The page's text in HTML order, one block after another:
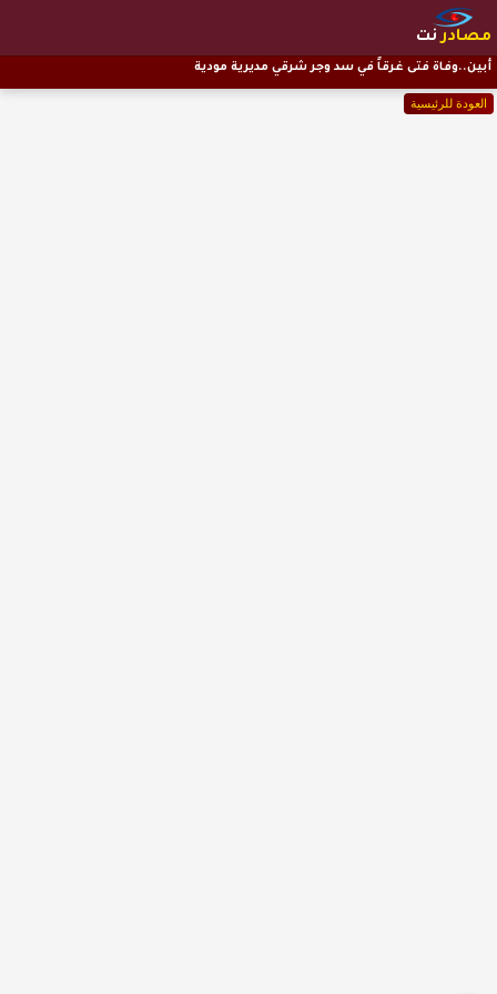
مصادرنت
العودة للرئيسية
أبين..وفاة فتى غرقاً في سد وجر شرقي مديرية مودية